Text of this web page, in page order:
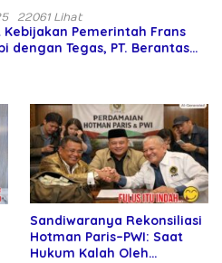
22061 Lihat
Kebijakan Pemerintah Frans
dengan Tegas, PT. Berantas
Sandiwaranya Rekonsiliasi
Hotman Paris–PWI: Saat
Hukum Kalah Oleh